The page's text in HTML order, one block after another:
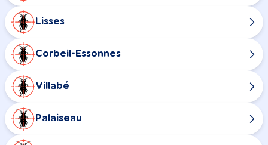
Lisses
Corbeil-Essonnes
Villabé
Palaiseau